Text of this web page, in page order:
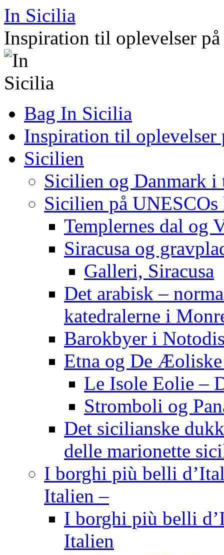
Hop
indhold
In Sicilia
Inspiration til oplevelser
Bag In Sicilia
Inspiration til oplevelser
Sicilien
Sicilien og Danmark i
Sicilien på
Templernes dal og
Siracusa og
Galleri, Siracusa
Det arabisk –
katedralerne i
Barokbyer i
Etna og De
Le Isole Eolie –
Stromboli og
Det sicilianske
delle marionette
I borghi più belli
Italien –
I borghi più belli
Italien